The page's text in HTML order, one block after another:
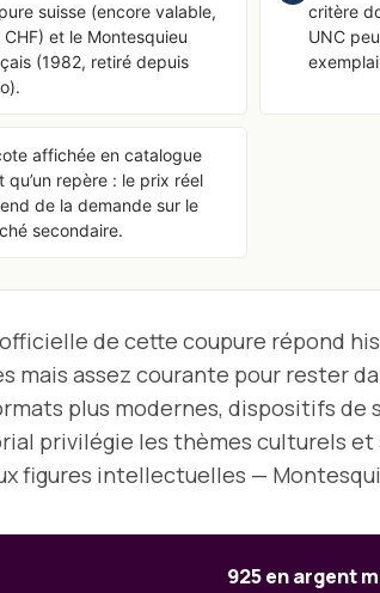
suisse (encore valable,
CHF) et le Montesquieu
(1982, retiré depuis
critère
UNC
affichée en catalogue
qu’un repère : le prix réel
de la demande sur le
secondaire.
officielle de cette coupure répond
mais assez courante pour rester
plus modernes, dispositifs
privilégie les thèmes culturels
figures intellectuelles —
925 en argent